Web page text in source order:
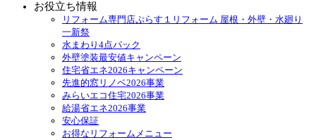
お役立ち情報
リフォーム専門店ぷらす１リフォーム 屋根・外壁・水廻り
一新祭
水まわり4点パック
外壁塗装最安値キャンペーン
住宅省エネ2026キャンペーン
先進的窓リノベ2026事業
みらいエコ住宅2026事業
給湯省エネ2026事業
安心保証
お得なリフォームメニュー